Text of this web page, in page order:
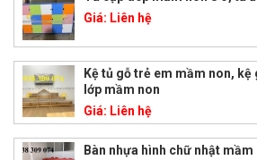
Giá: Liên hệ
Kệ tủ gỗ trẻ em mầm non,
lớp mầm non
Giá: Liên hệ
Bàn nhựa hình chữ nhật